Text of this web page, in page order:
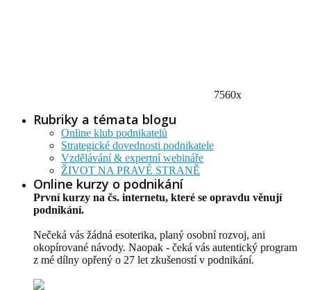
7560x
Rubriky a témata blogu
Online klub podnikatelů
Strategické dovednosti podnikatele
Vzdělávání & expertní webináře
ŽIVOT NA PRAVÉ STRANĚ
Online kurzy o podnikání
První kurzy na čs. internetu, které se opravdu věnují
podnikání.
Nečeká vás žádná esoterika, planý osobní rozvoj, ani
okopírované návody. Naopak - čeká vás autentický program
z mé dílny opřený o 27 let zkušeností v podnikání.